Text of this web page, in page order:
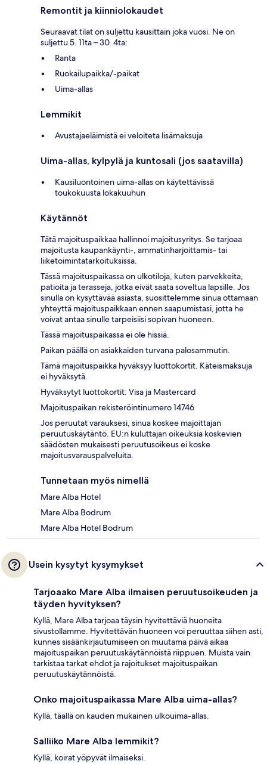
Remontit ja kiinniolokaudet
Seuraavat tilat on suljettu kausittain joka vuosi. Ne on
suljettu 5. 11ta – 30. 4ta:
Ranta
Ruokailupaikka/-paikat
Uima-allas
Lemmikit
Avustajaeläimistä ei veloiteta lisämaksuja
Uima-allas, kylpylä ja kuntosali (jos saatavilla)
Kausiluontoinen uima-allas on käytettävissä
toukokuusta lokakuuhun
Käytännöt
Tätä majoituspaikkaa hallinnoi majoitusyritys. Se tarjoaa
majoitusta kaupankäynti-, ammatinharjoittamis- tai
liiketoimintatarkoituksissa.
Tässä majoituspaikassa on ulkotiloja, kuten parvekkeita,
patioita ja terasseja, jotka eivät saata soveltua lapsille. Jos
sinulla on kysyttävää asiasta, suosittelemme sinua ottamaan
yhteyttä majoituspaikkaan ennen saapumistasi, jotta he
voivat antaa sinulle tarpeisiisi sopivan huoneen.
Tässä majoituspaikassa ei ole hissiä.
Paikan päällä on asiakkaiden turvana palosammutin.
Tämä majoituspaikka hyväksyy luottokortit. Käteismaksuja
ei hyväksytä.
Hyväksytyt luottokortit: Visa ja Mastercard
Majoituspaikan rekisteröintinumero 14746
Jos peruutat varauksesi, sinua koskee majoittajan
peruutuskäytäntö. EU:n kuluttajan oikeuksia koskevien
säädösten mukaisesti peruutusoikeus ei koske
majoitusvarauspalveluita.
Tunnetaan myös nimellä
Mare Alba Hotel
Mare Alba Bodrum
Mare Alba Hotel Bodrum
Usein kysytyt kysymykset
Tarjoaako Mare Alba ilmaisen peruutusoikeuden ja
täyden hyvityksen?
Kyllä, Mare Alba tarjoaa täysin hyvitettäviä huoneita
sivustollamme. Hyvitettävän huoneen voi peruuttaa siihen asti,
kunnes sisäänkirjautumiseen on muutama päivä aikaa
majoituspaikan peruutuskäytännöistä riippuen. Muista vain
tarkistaa tarkat ehdot ja rajoitukset majoituspaikan
peruutuskäytännöistä.
Onko majoituspaikassa Mare Alba uima-allas?
Kyllä, täällä on kauden mukainen ulkouima-allas.
Salliiko Mare Alba lemmikit?
Kyllä, koirat yöpyvät ilmaiseksi.